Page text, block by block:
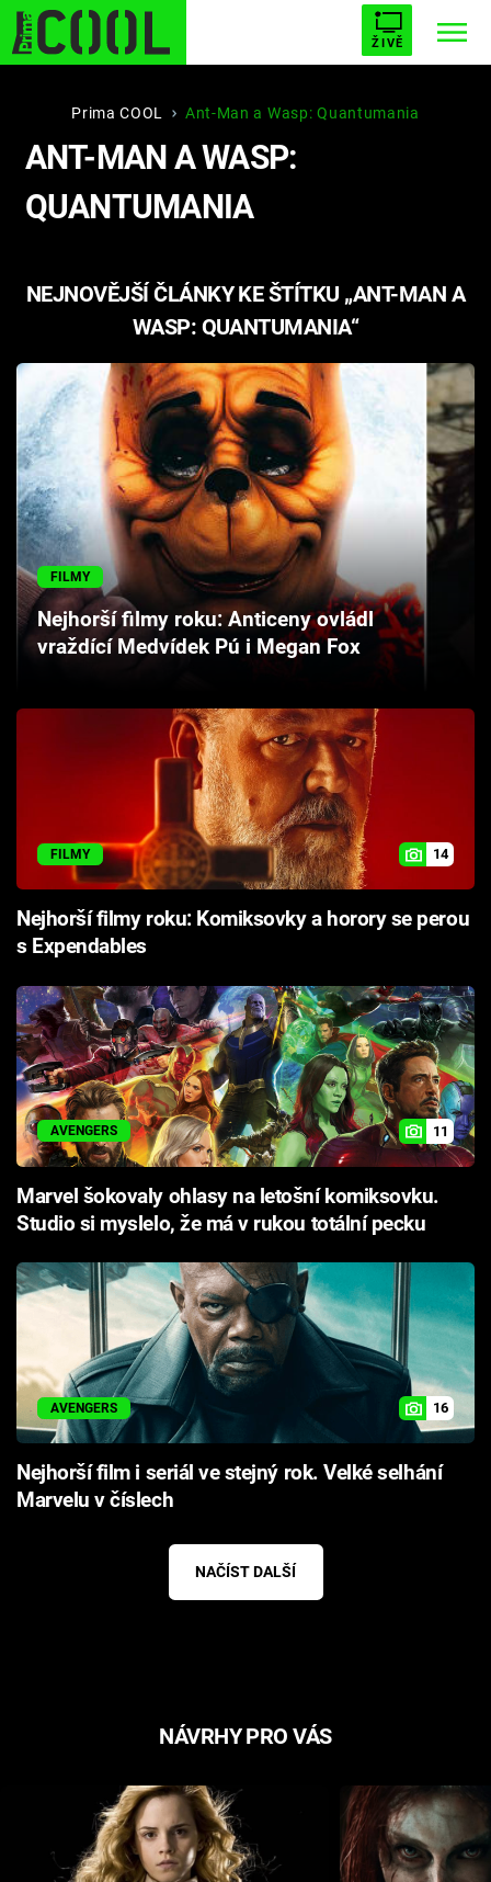
ŽIVĚ
STARHOUSE BUFFY, PŘEMOŽITELKA UPÍRŮ
ESCAPE PLNEJ KOTEL AVENGERS 5
Témata
Seriály
Hry
Cool Esport
Pořady
TV Program
Prima COOL Ant-Man a Wasp: Quantumania
ANT-MAN A WASP:
QUANTUMANIA
NEJNOVĚJŠÍ ČLÁNKY KE ŠTÍTKU „ANT-MAN A
WASP: QUANTUMANIA“
FILMY
Nejhorší filmy roku: Anticeny ovládl
vraždící Medvídek Pú i Megan Fox
FILMY 14
Nejhorší filmy roku: Komiksovky a horory se perou
s Expendables
AVENGERS 11
Marvel šokovaly ohlasy na letošní komiksovku.
Studio si myslelo, že má v rukou totální pecku
AVENGERS 16
Nejhorší film i seriál ve stejný rok. Velké selhání
Marvelu v číslech
NAČÍST DALŠÍ
NÁVRHY PRO VÁS